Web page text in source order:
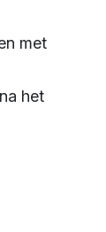
met
het